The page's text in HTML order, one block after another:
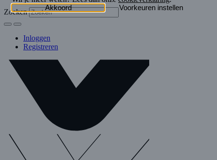
Zoeken
Inloggen
Registreren